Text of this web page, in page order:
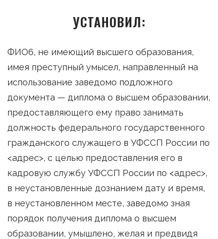
УСТАНОВИЛ:
ФИО6, не имеющий высшего образования,
имея преступный умысел, направленный на
использование заведомо подложного
документа — диплома о высшем образовании,
предоставляющего ему право занимать
должность федерального государственного
гражданского служащего в УФССП России по
<адрес>, с целью предоставления его в
кадровую службу УФССП России по <адрес>,
в неустановленные дознанием дату и время,
в неустановленном месте, заведомо зная
порядок получения диплома о высшем
образовании, умышлено, желая и предвидя